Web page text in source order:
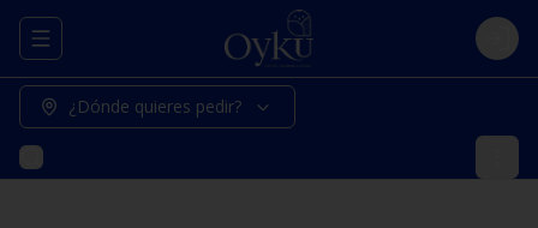
Abrir menu de navegación Login
¿Dónde quieres pedir?